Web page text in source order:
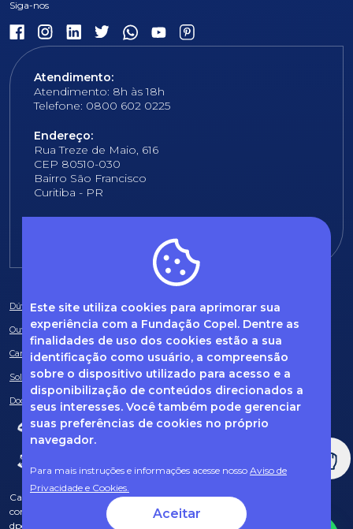
Este site utiliza cookies para aprimorar sua
experiência com a Fundação Copel. Dentre as
finalidades de uso dos cookies estão a sua
identificação como usuário, a compreensão
sobre o dispositivo utilizado para acesso e a
disponibilização de conteúdos direcionados a
seus interesses. Você também pode gerenciar
suas preferências de cookies no próprio
navegador.
Para mais instruções e informações acesse nosso Aviso de
Privacidade e Cookies.
Aceitar
Atendimento:
Atendimento: 8h às 18h
Telefone: 0800 602 0225
Endereço:
Rua Treze de Maio, 616
CEP 80510-030
Bairro São Francisco
Curitiba - PR
Dúvidas frequentes
Ouvidoria
Canal de Denúncias
Solicitação de informações
Documentos obrigatórios
Caso tenha dúvidas sobre Privacidade de Dados e LGPD, entre em
contato com o nosso DPO (encarregado de dados) via e-mail:
dpo@fcopel.org.br